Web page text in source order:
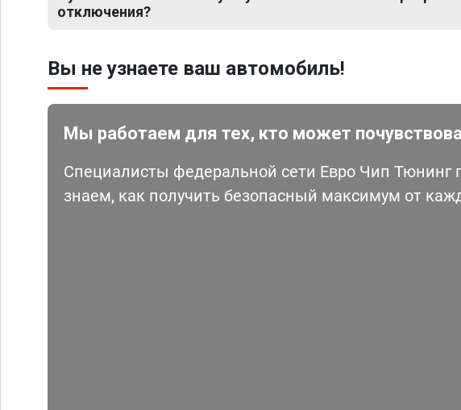
отключения?
Вы не узнаете ваш автомобиль!
Мы работаем для тех, кто может
Специалисты федеральной сети Евро Чип Тюнинг
знаем, как получить безопасный максимум от